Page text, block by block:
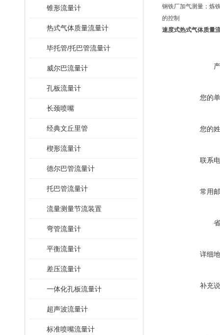
锥形流量计
热式气体质量流量计
毕托管/托巴管流量计
威尔巴流量计
孔板流量计
长颈喷嘴
经典文丘里管
楔形流量计
德尔巴管流量计
托巴管流量计
流量测量节流装置
弯管流量计
平衡流量计
差压流量计
一体化孔板流量计
超声波流量计
标准喷嘴流量计
钢铁厂加气测量；炼
的控制
速度式热式气体质量
您的
您的
联系
常用
详细
补充